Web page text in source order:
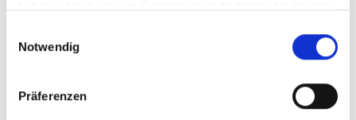
Notwendig
Präferenzen
Ökotourismus in Küstenfeuchtgebiete
präsentiert. In einer Partnerschaft zwischen
dem ZMT Bremen und dem peruanischen
einem Workshop teil, bei dem Studien zur
Anfälligkeit der Küstenfeuchtgebiete Piuras